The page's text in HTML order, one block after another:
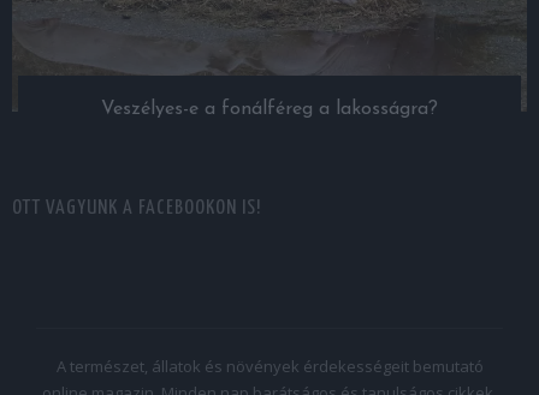
Veszélyes-e a fonálféreg a lakosságra?
OTT VAGYUNK A FACEBOOKON IS!
A természet, állatok és növények érdekességeit bemutató